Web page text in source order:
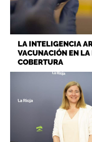
LA INTELIGENCIA
VACUNACIÓN EN LA
COBERTURA